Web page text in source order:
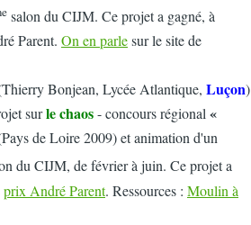
salon du CIJM. Ce projet a gagné, à
Parent. On en parlesur le site de
Bonjean, Lycée Atlantique, Luçon)
surle chaos- concours régional«
de Loire 2009) et animation d'un
du CIJM, de février à juin. Ce projet a
prix André Parent. Ressources : Moulin à